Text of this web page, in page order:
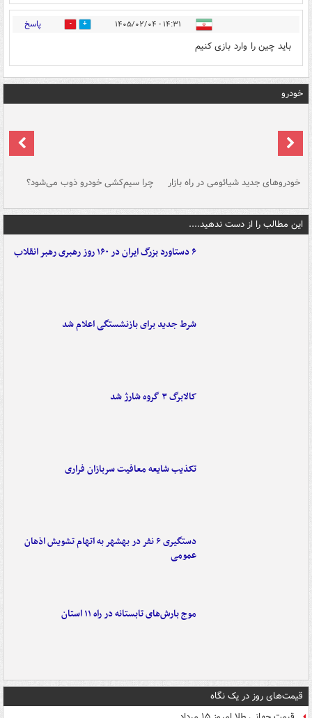
۱۴:۳۱ - ۱۴۰۵/۰۲/۰۴ 1 پاسخ
باید چین را وارد بازی کنیم
خودرو
خودروهای جدید شیائومی در راه بازار چرا سیم‌کشی خودرو ذوب می‌شود؟
این مطالب را از دست ندهید....
۶ دستاورد بزرگ ایران در ۱۶۰ روز رهبری رهبر انقلاب
شرط جدید برای بازنشستگی اعلام شد
کالابرگ ۳ گروه شارژ شد
تکذیب شایعه معافیت سربازان فراری
دستگیری ۶ نفر در بهشهر به اتهام تشویش اذهان
عمومی
موج بارش‌های تابستانه در راه ۱۱ استان
قیمت‌های روز در یک نگاه